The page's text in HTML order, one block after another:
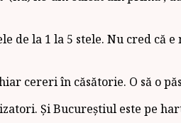
de la 1 la 5 stele. Nu cred că e
cereri în căsătorie. O să o
Și Bucureștiul este pe